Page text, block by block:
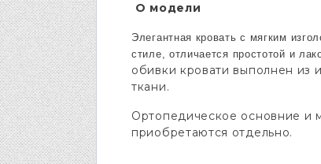
О модели
Элегантная кровать с мягким
стиле, отличается простотой и
обивки кровати выполнен из
ткани.
Ортопедическое основние и
приобретаются отдельно.